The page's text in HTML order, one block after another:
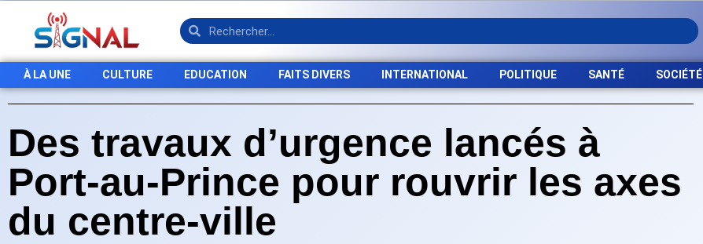
À LA UNE CULTURE EDUCATION FAITS DIVERS INTERNATIONAL POLITIQUE SANTÉ SOCIÉTÉ
Des travaux d’urgence lancés à
Port-au-Prince pour rouvrir les axes
du centre-ville